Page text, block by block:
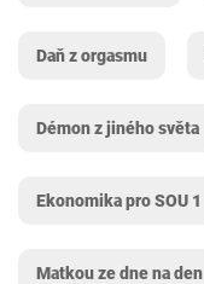
Daň z orgasmu
Démon z jiného světa
Ekonomika pro SOU 1
Matkou ze dne na den